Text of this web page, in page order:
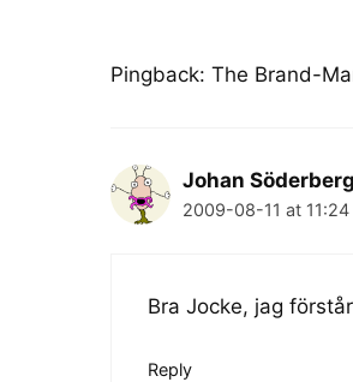
Pingback: The Brand-
Johan Söderberg
2009-08-11 at 11:24
Bra Jocke, jag
Reply